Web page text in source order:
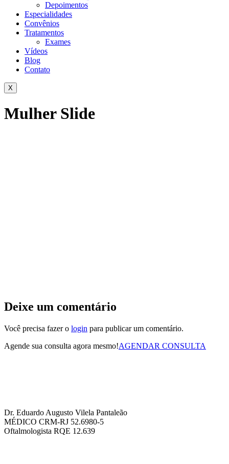
Depoimentos
Especialidades
Convênios
Tratamentos
Exames
Vídeos
Blog
Contato
X
Mulher Slide
Deixe um comentário
Você precisa fazer o login para publicar um comentário.
Agende sua consulta agora mesmo!AGENDAR CONSULTA
Dr. Eduardo Augusto Vilela Pantaleão
MÉDICO CRM-RJ 52.6980-5
Oftalmologista RQE 12.639